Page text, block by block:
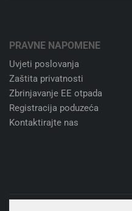
PRAVNE NAPOMENE
Uvjeti poslovanja
Zaštita privatnosti
Zbrinjavanje EE otpada
Registracija poduzeća
Kontaktirajte nas